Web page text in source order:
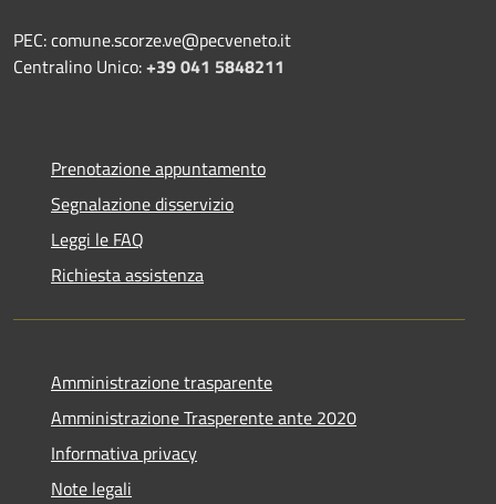
PEC: comune.scorze.ve@pecveneto.it
Centralino Unico:+39 041 5848211
Prenotazione appuntamento
Segnalazione disservizio
Leggi le FAQ
Richiesta assistenza
Amministrazione trasparente
Amministrazione Trasperente ante 2020
Informativa privacy
Note legali